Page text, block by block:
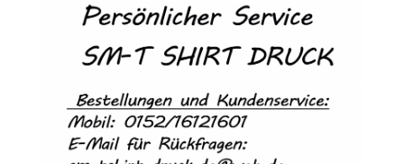
Bad Spencer T Shirt Kaufen – Motive selber gestalten und
bedrucken
Bambi T Shirt Kaufen – Motive selber gestalten und